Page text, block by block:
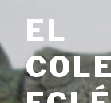
contenido
EL